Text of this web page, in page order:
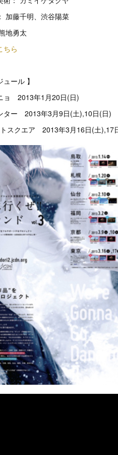
加藤千明、渋谷陽菜
地勇太
ちら
ュール 】
ョ 2013年1月20日(日)
ター 2013年3月9日(土),10日(日)
スクエア 2013年3月16日(土),17